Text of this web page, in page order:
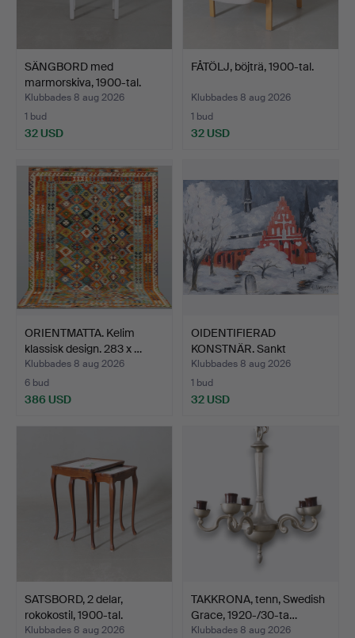
SÄNGBORD med
marmorskiva, 1900-tal.
Klubbades 8 aug 2026
1 bud
32 USD
FÅTÖLJ, böjträ, 1900-tal.
Klubbades 8 aug 2026
1 bud
32 USD
ORIENTMATTA. Kelim
klassisk design. 283 x …
Klubbades 8 aug 2026
6 bud
386 USD
OIDENTIFIERAD
KONSTNÄR. Sankt
Laurentii ky…
Klubbades 8 aug 2026
1 bud
32 USD
SATSBORD, 2 delar,
rokokostil, 1900-tal.
Klubbades 8 aug 2026
TAKKRONA, tenn, Swedish
Grace, 1920-/30-ta…
Klubbades 8 aug 2026